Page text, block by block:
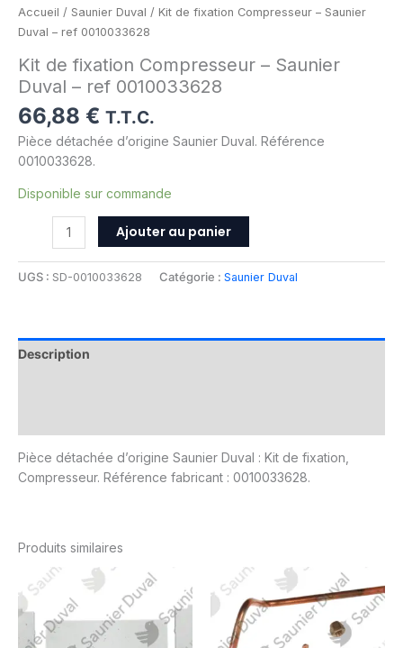
Accueil / Saunier Duval / Kit de fixation Compresseur – Saunier
Duval – ref 0010033628
Kit de fixation Compresseur – Saunier
Duval – ref 0010033628
66,88 € T.T.C.
Pièce détachée d’origine Saunier Duval. Référence
0010033628.
Disponible sur commande
Ajouter au panier
UGS : SD-0010033628 Catégorie : Saunier Duval
Description
Pièce détachée d’origine Saunier Duval : Kit de fixation,
Compresseur. Référence fabricant : 0010033628.
Produits similaires